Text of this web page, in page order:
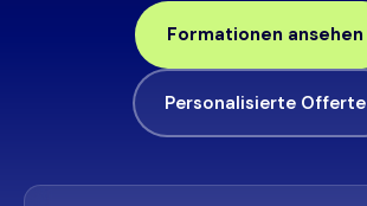
Formationen ansehen
Personalisierte Offerte